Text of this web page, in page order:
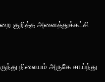
குறித்த அனைத்துக்கட்சி
நிலையம் அருகே சாய்ந்து